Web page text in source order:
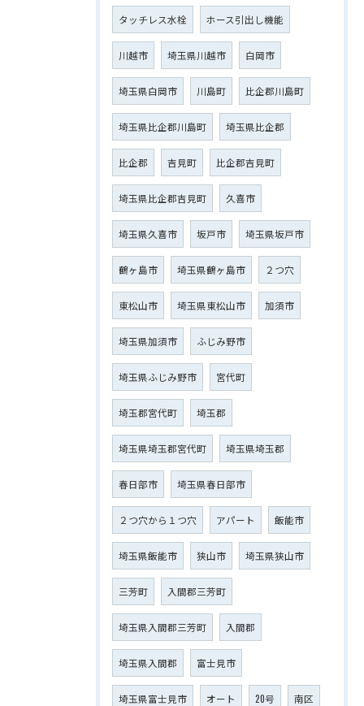
タッチレス水栓 ホース引出し機能
川越市 埼玉県川越市 白岡市
埼玉県白岡市 川島町 比企郡川島町
埼玉県比企郡川島町 埼玉県比企郡
比企郡 吉見町 比企郡吉見町
埼玉県比企郡吉見町 久喜市
埼玉県久喜市 坂戸市 埼玉県坂戸市
鶴ヶ島市 埼玉県鶴ヶ島市 ２つ穴
東松山市 埼玉県東松山市 加須市
埼玉県加須市 ふじみ野市
埼玉県ふじみ野市 宮代町
埼玉郡宮代町 埼玉郡
埼玉県埼玉郡宮代町 埼玉県埼玉郡
春日部市 埼玉県春日部市
２つ穴から１つ穴 アパート 飯能市
埼玉県飯能市 狭山市 埼玉県狭山市
三芳町 入間郡三芳町
埼玉県入間郡三芳町 入間郡
埼玉県入間郡 富士見市
埼玉県富士見市 オート 20号 南区